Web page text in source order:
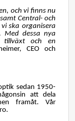
och vi finns nu
Central- och
ska organisera
Med dessa nya
och en
CEO och
sedan 1950-
att dela
framåt. Vår